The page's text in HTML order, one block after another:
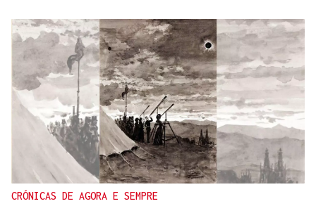
CRÓNICAS DE AGORA E SEMPRE